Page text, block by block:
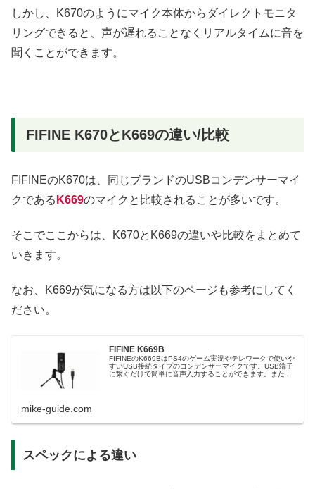
しかし、K670のようにマイク本体からダイレクトモニタ
リングできると、声が遅れることなくリアルタイムに音を
聞くことができます。
FIFINE K670とK669の違い/比較
FIFINEのK670は、同じブランドのUSBコンデンサーマイ
クである K669のマイクと比較されることが多いです。
そこでここからは、K670とK669の違いや比較をまとめて
いきます。
なお、K669が気になる方は以下のページも参考にしてく
ださい。
FIFINE K669B
FIFINEのK669BはPS4のゲーム実況やテレワークで使いや
すいUSB接続タイプのコンデンサーマイクです。USB端子
に繋ぐだけで簡単に音声入力することができます。また本
mike-guide.com
スペックによる違い